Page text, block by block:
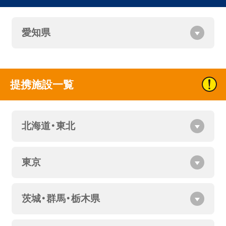
愛知県
提携施設一覧
北海道・東北
東京
茨城・群馬・栃木県